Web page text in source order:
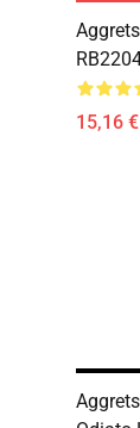
15,16 €